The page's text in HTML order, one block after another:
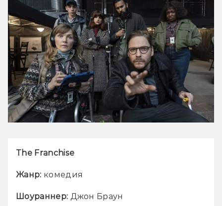
The Franchise
Жанр: комедия
Шоураннер: Джон Браун